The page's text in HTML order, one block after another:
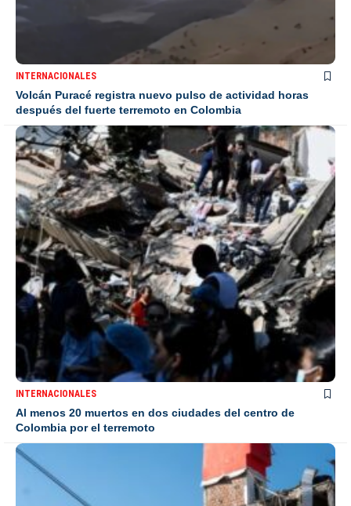
INTERNACIONALES
Volcán Puracé registra nuevo pulso de actividad horas
después del fuerte terremoto en Colombia
INTERNACIONALES
Al menos 20 muertos en dos ciudades del centro de
Colombia por el terremoto